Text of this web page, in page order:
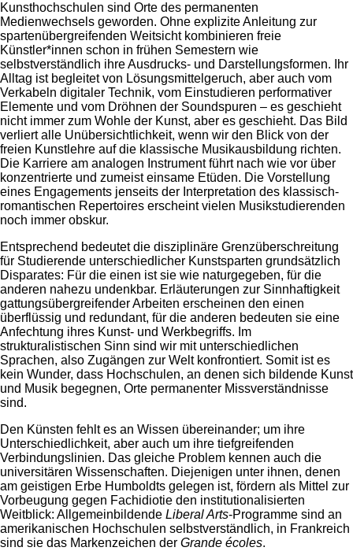
Kunsthochschulen sind Orte des permanenten
Medienwechsels geworden. Ohne explizite Anleitung zur
spartenübergreifenden Weitsicht kombinieren freie
Künstler*innen schon in frühen Semestern wie
selbstverständlich ihre Ausdrucks- und Darstellungsformen. Ihr
Alltag ist begleitet von Lösungsmittelgeruch, aber auch vom
Verkabeln digitaler Technik, vom Einstudieren performativer
Elemente und vom Dröhnen der Soundspuren – es geschieht
nicht immer zum Wohle der Kunst, aber es geschieht. Das Bild
verliert alle Unübersichtlichkeit, wenn wir den Blick von der
freien Kunstlehre auf die klassische Musikausbildung richten.
Die Karriere am analogen Instrument führt nach wie vor über
konzentrierte und zumeist einsame Etüden. Die Vorstellung
eines Engagements jenseits der Interpretation des klassisch-
romantischen Repertoires erscheint vielen Musikstudierenden
noch immer obskur.
Entsprechend bedeutet die disziplinäre Grenzüberschreitung
für Studierende unterschiedlicher Kunstsparten grundsätzlich
Disparates: Für die einen ist sie wie naturgegeben, für die
anderen nahezu undenkbar. Erläuterungen zur Sinnhaftigkeit
gattungsübergreifender Arbeiten erscheinen den einen
überflüssig und redundant, für die anderen bedeuten sie eine
Anfechtung ihres Kunst- und Werkbegriffs. Im
strukturalistischen Sinn sind wir mit unterschiedlichen
Sprachen, also Zugängen zur Welt konfrontiert. Somit ist es
kein Wunder, dass Hochschulen, an denen sich bildende Kunst
und Musik begegnen, Orte permanenter Missverständnisse
sind.
Den Künsten fehlt es an Wissen übereinander; um ihre
Unterschiedlichkeit, aber auch um ihre tiefgreifenden
Verbindungslinien. Das gleiche Problem kennen auch die
universitären Wissenschaften. Diejenigen unter ihnen, denen
am geistigen Erbe Humboldts gelegen ist, fördern als Mittel zur
Vorbeugung gegen Fachidiotie den institutionalisierten
Weitblick: Allgemeinbildende Liberal Arts-Programme sind an
amerikanischen Hochschulen selbstverständlich, in Frankreich
sind sie das Markenzeichen der Grande écoles.